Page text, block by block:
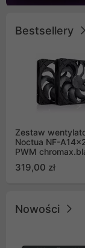
Bestsellery
Zestaw
Noctua NF-
PWM
Push Pull (2szt)
319,00 zł
Nowości